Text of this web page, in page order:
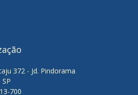
372 - Jd. Pindorama
700